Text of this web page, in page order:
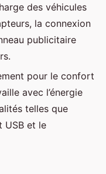
des véhicules
la connexion
publicitaire
pour le confort
avec l’énergie
telles que
USB et le